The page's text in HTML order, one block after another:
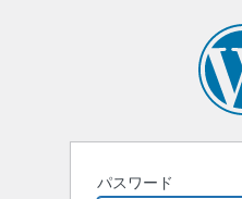
パスワード